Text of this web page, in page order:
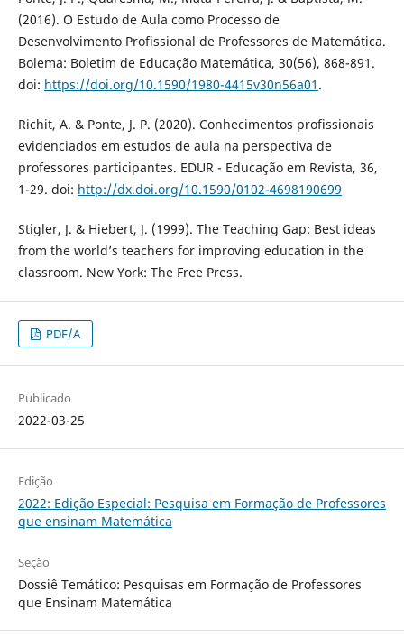
(2016). O Estudo de Aula como Processo de
Desenvolvimento Profissional de Professores de Matemática.
Bolema: Boletim de Educação Matemática, 30(56), 868-891.
doi: https://doi.org/10.1590/1980-4415v30n56a01 .
Richit, A. & Ponte, J. P. (2020). Conhecimentos profissionais
evidenciados em estudos de aula na perspectiva de
professores participantes. EDUR - Educação em Revista, 36,
1-29. doi: http://dx.doi.org/10.1590/0102-4698190699
Stigler, J. & Hiebert, J. (1999). The Teaching Gap: Best ideas
from the world’s teachers for improving education in the
classroom. New York: The Free Press.
PDF/A
Publicado
2022-03-25
Edição
2022: Edição Especial: Pesquisa em Formação de Professores
que ensinam Matemática
Seção
Dossiê Temático: Pesquisas em Formação de Professores
que Ensinam Matemática